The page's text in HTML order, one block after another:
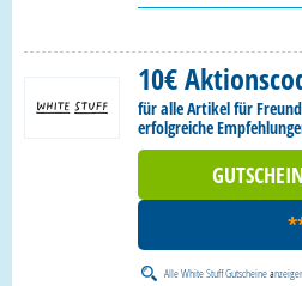
10€
für alle Artikel für
erfolgreiche
AlleWhite Stuff Gutscheine